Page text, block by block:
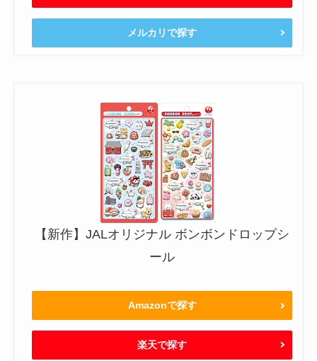
メルカリで探す
【新作】JALオリジナル ボンボンドロップシ
ール
Amazonで探す
楽天で探す